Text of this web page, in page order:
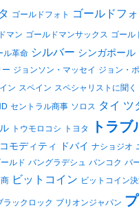
ゴールドフォト
ゴールドフ
マン ゴールドマンサックス ゴール
ル革命 シルバー シンガポール
ー ジョンソン・マッセイ ジョン・
ン スペイン スペシャリストに聞く
セントラル商事 ソロス タイ ツ
トウモロコシ トヨタ トラブ
モディティ ドバイ ナショジオ
ルド バングラデシュ バンコク バ
ビットコイン ビットコイン
ラックロック ブリオンジャパン